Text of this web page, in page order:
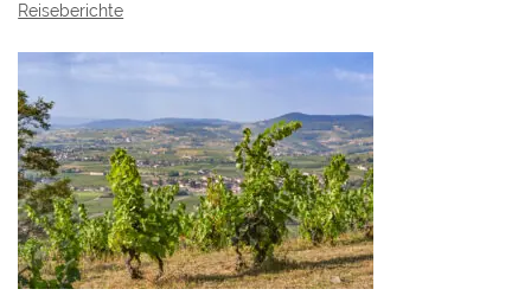
Reiseberichte